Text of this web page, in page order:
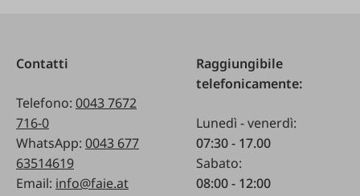
Contatti
Telefono: 0043 7672
716-0
WhatsApp: 0043 677
63514619
Email: info@faie.at
Raggiungibile
telefonicamente:
Lunedì - venerdì:
07:30 - 17.00
Sabato:
08:00 - 12:00